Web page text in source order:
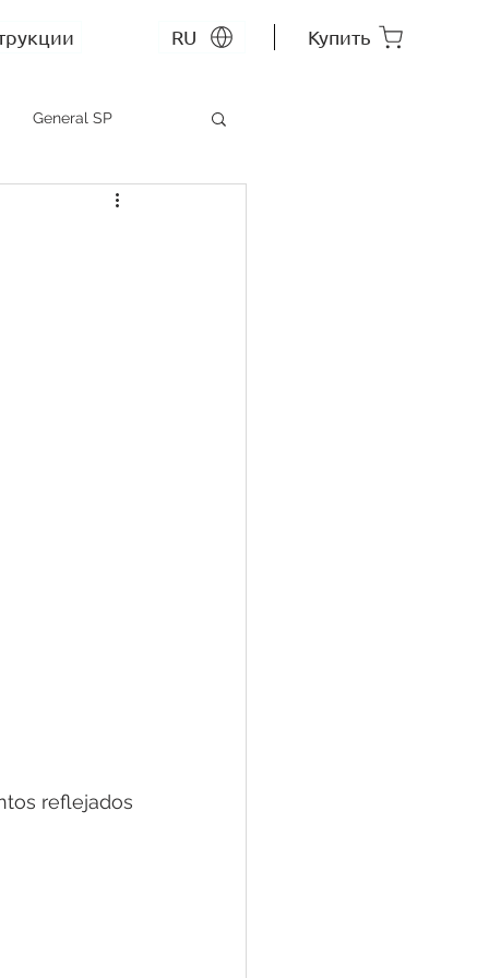
RU Купить
General SP
reflejados